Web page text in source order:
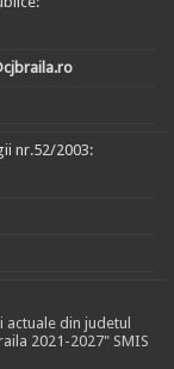
nr.52/2003:
din judetul
2021-2027" SMIS